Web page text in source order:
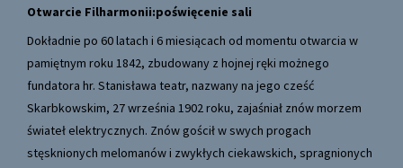
Otwarcie Filharmonii:poświęcenie sali
Dokładnie po 60 latach i 6 miesiącach od momentu otwarcia w
pamiętnym roku 1842, zbudowany z hojnej ręki możnego
fundatora hr. Stanisława teatr, nazwany na jego cześć
Skarbkowskim, 27 września 1902 roku, zajaśniał znów morzem
świateł elektrycznych. Znów gościł w swych progach
stęsknionych melomanów i zwykłych ciekawskich, spragnionych